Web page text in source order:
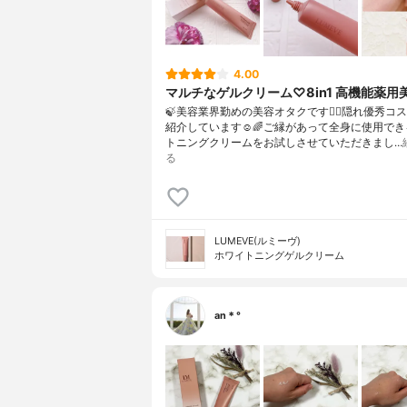
4.00
マルチなゲルクリーム♡8in1 高機能薬用
🍃美容業界勤めの美容オタクです💁‍♀️⁡隠れ優秀コ
紹介しています☺️🌈⁡⁡ご縁があって全身に使用で
トニングクリームをお試しさせていただきまし…
る
LUMEVE(ルミーヴ)
ホワイトニングゲルクリーム
an＊°